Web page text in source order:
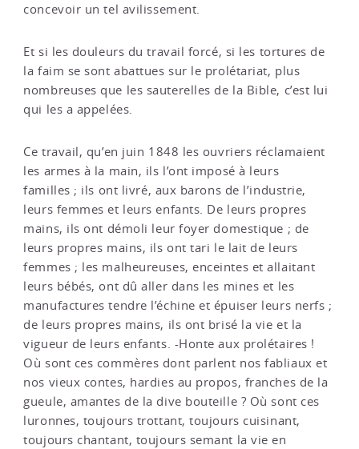
concevoir un tel avilissement.
Et si les douleurs du travail forcé, si les tortures de
la faim se sont abattues sur le prolétariat, plus
nombreuses que les sauterelles de la Bible, c’est lui
qui les a appelées.
Ce travail, qu’en juin 1848 les ouvriers réclamaient
les armes à la main, ils l’ont imposé à leurs
familles ; ils ont livré, aux barons de l’industrie,
leurs femmes et leurs enfants. De leurs propres
mains, ils ont démoli leur foyer domestique ; de
leurs propres mains, ils ont tari le lait de leurs
femmes ; les malheureuses, enceintes et allaitant
leurs bébés, ont dû aller dans les mines et les
manufactures tendre l’échine et épuiser leurs nerfs ;
de leurs propres mains, ils ont brisé la vie et la
vigueur de leurs enfants. -Honte aux prolétaires !
Où sont ces commères dont parlent nos fabliaux et
nos vieux contes, hardies au propos, franches de la
gueule, amantes de la dive bouteille ? Où sont ces
luronnes, toujours trottant, toujours cuisinant,
toujours chantant, toujours semant la vie en